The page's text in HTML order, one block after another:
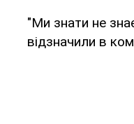
"Ми знати не
відзначили в